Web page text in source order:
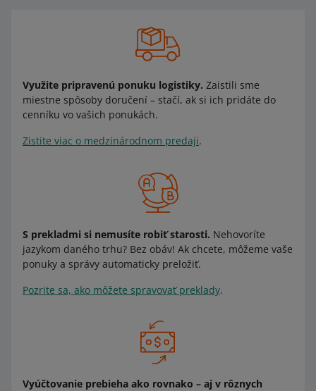
Využite pripravenú ponuku logistiky. Zaistili sme
miestne spôsoby doručení – stačí, ak si ich pridáte do
cenníku vo vašich ponukách.
Zistite viac o medzinárodnom predaji.
S prekladmi si nemusíte robiť starosti. Nehovoríte
jazykom daného trhu? Bez obáv! Ak chcete, môžeme vaše
ponuky a správy automaticky preložiť.
Pozrite sa, ako môžete spravovať preklady.
Vyúčtovanie prebieha ako rovnako – aj v rôznych